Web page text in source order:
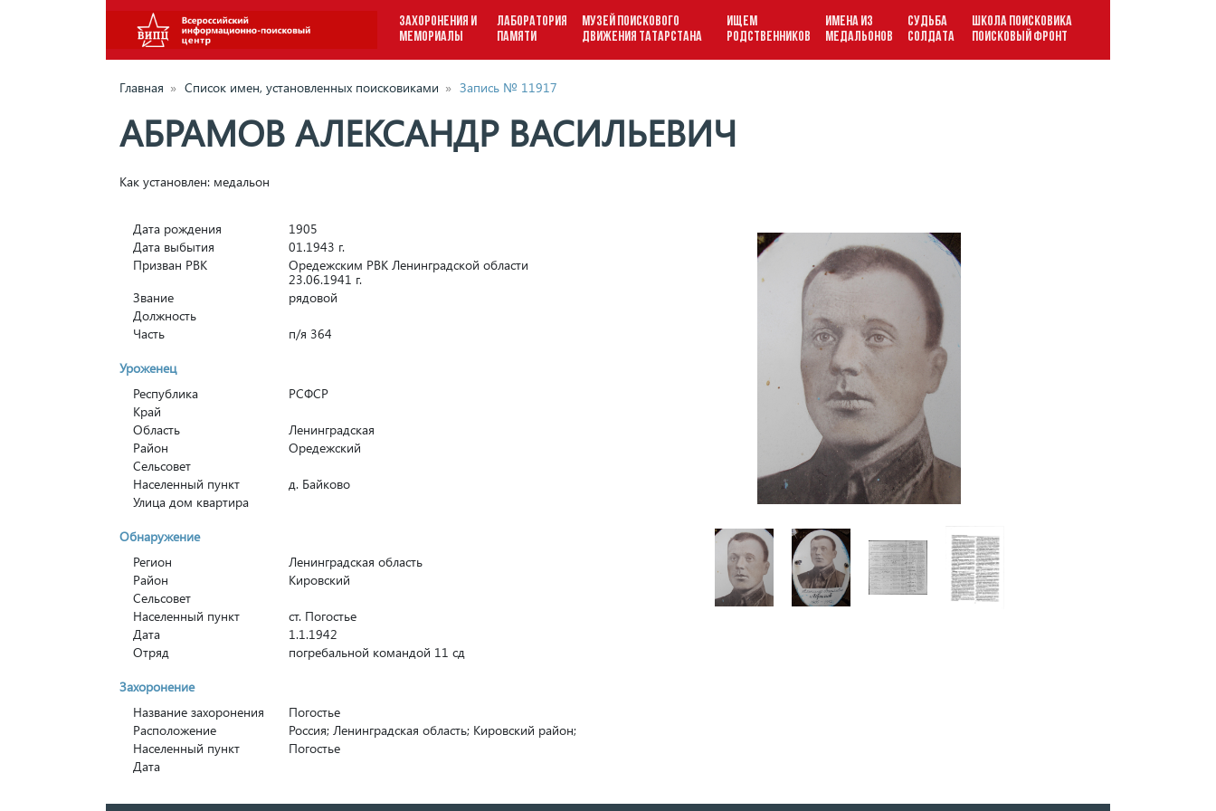
ЗАХОРОНЕНИЯ И
МЕМОРИАЛЫ
ЛАБОРАТОРИЯ
ПАМЯТИ
МУЗЕЙ ПОИСКОВОГО
ДВИЖЕНИЯ ТАТАРСТАНА
ИЩЕМ
РОДСТВЕННИКОВ
ИМЕНА ИЗ
МЕДАЛЬОНОВ
СУДЬБА
СОЛДАТА
ШКОЛА ПОИСКОВИКА
ПОИСКОВЫЙ ФРОНТ
Главная » Список имен, установленных поисковиками » Запись № 11917
АБРАМОВ АЛЕКСАНДР ВАСИЛЬЕВИЧ
Как установлен: медальон
Дата рождения
1905
Дата выбытия
01.1943 г.
Призван РВК
Оредежским РВК Ленинградской области
23.06.1941 г.
Звание
рядовой
Должность
Часть
п/я 364
Уроженец
Республика
РСФСР
Край
Область
Ленинградская
Район
Оредежский
Сельсовет
Населенный пункт
д. Байково
Улица дом квартира
Обнаружение
Регион
Ленинградская область
Район
Кировский
Сельсовет
Населенный пункт
ст. Погостье
Дата
1.1.1942
Отряд
погребальной командой 11 сд
Захоронение
Название захоронения
Погостье
Расположение
Россия; Ленинградская область; Кировский район;
Населенный пункт
Погостье
Дата